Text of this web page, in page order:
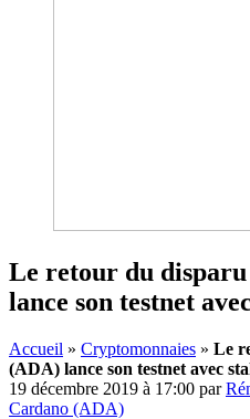
Le retour du
lance son testnet
Accueil » Cryptomonnaies » Le
(ADA) lance son testnet avec
19 décembre 2019 à 17:00 par
Cardano (ADA)